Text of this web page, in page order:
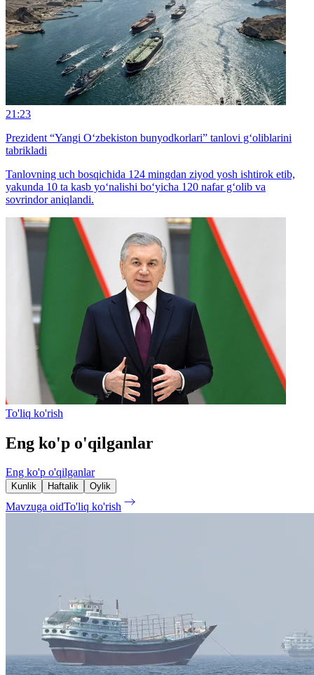
21:23
Prezident “Yangi O‘zbekiston bunyodkorlari” tanlovi g‘oliblarini
tabrikladi
Tanlovning uch bosqichida 124 mingdan ziyod yosh ishtirok etib,
yakunda 10 ta kasb yo‘nalishi bo‘yicha 120 nafar g‘olib va
sovrindor aniqlandi.
To'liq ko'rish
Eng ko'p o'qilganlar
Eng ko'p o'qilganlar
Kunlik Haftalik Oylik
Mavzuga oidTo'liq ko'rish